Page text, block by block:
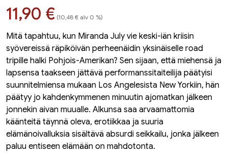
Hinta nyt
11,90 € (10,48 € alv 0 %)
Mitä tapahtuu, kun Miranda July vie keski-iän kriisin
syövereissä räpiköivän perheenäidin yksinäiselle road
tripille halki Pohjois-Amerikan? Sen sijaan, että miehensä ja
lapsensa taakseen jättävä performanssitaiteilija päätyisi
suunnitelmiensa mukaan Los Angelesista New Yorkiin, hän
päätyy jo kahdenkymmenen minuutin ajomatkan jälkeen
jonnekin aivan muualle. Alkunsa saa arvaamattomia
käänteitä täynnä oleva, erotiikkaa ja suuria
elämänoivalluksia sisältävä absurdi seikkailu, jonka jälkeen
paluu entiseen elämään on mahdotonta.